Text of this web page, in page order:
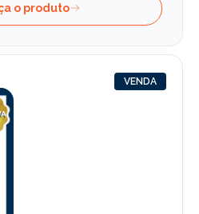
o produto
VENDA